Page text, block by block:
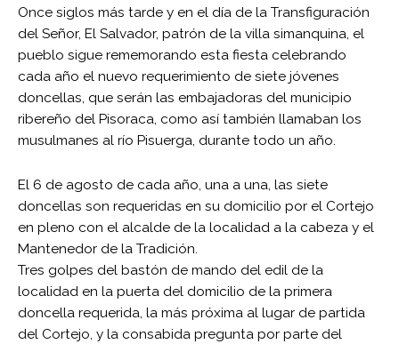
Once siglos más tarde y en el día de la Transfiguración
del Señor, El Salvador, patrón de la villa simanquina, el
pueblo sigue rememorando esta fiesta celebrando
cada año el nuevo requerimiento de siete jóvenes
doncellas, que serán las embajadoras del municipio
ribereño del Pisoraca, como así también llamaban los
musulmanes al río Pisuerga, durante todo un año.
El 6 de agosto de cada año, una a una, las siete
doncellas son requeridas en su domicilio por el Cortejo
en pleno con el alcalde de la localidad a la cabeza y el
Mantenedor de la Tradición.
Tres golpes del bastón de mando del edil de la
localidad en la puerta del domicilio de la primera
doncella requerida, la más próxima al lugar de partida
del Cortejo, y la consabida pregunta por parte del